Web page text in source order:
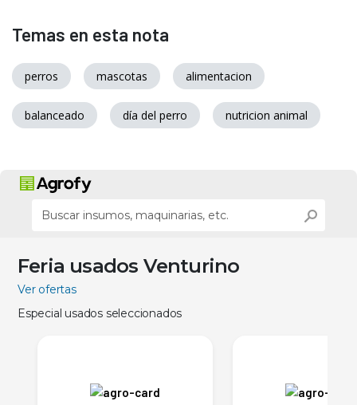
Temas en esta nota
perros mascotas alimentacion
balanceado día del perro nutricion animal
Feria usados Venturino
Ver ofertas
Especial usados seleccionados